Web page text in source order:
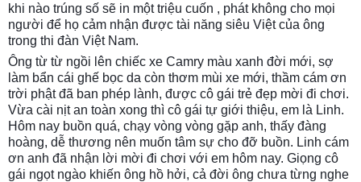
khi nào trúng số sẽ in một triệu cuốn , phát không cho mọi
người để họ cảm nhận được tài năng siêu Việt của ông
trong thi đàn Việt Nam.
Ông từ từ ngồi lên chiếc xe Camry màu xanh đời mới, sợ
làm bẩn cái ghế bọc da còn thơm mùi xe mới, thầm cám ơn
trời phật đã ban phép lành, được cô gái trẻ đẹp mời đi chơi.
Vừa cài nịt an toàn xong thì cô gái tự giới thiệu, em là Linh.
Hôm nay buồn quá, chạy vòng vòng gặp anh, thấy đàng
hoàng, dễ thương nên muốn tâm sự cho đỡ buồn. Linh cám
ơn anh đã nhận lời mời đi chơi với em hôm nay. Giọng cô
gái ngọt ngào khiến ông hồ hởi, cả đời ông chưa từng nghe